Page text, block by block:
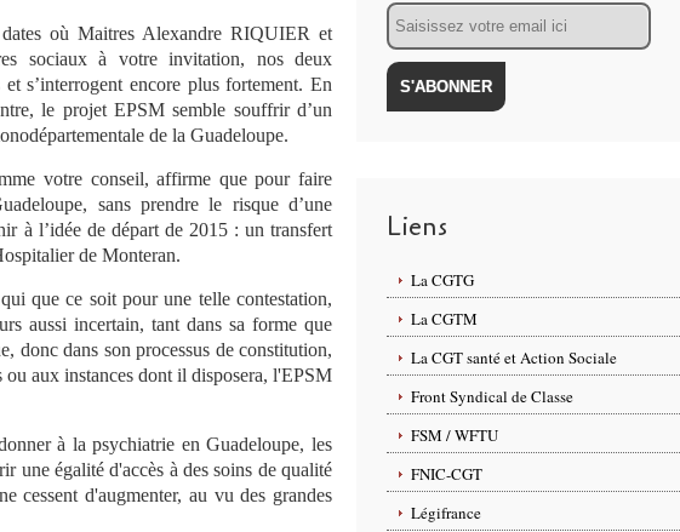
où Maitres Alexandre RIQUIER et
sociaux à votre invitation, nos deux
s’interrogent encore plus fortement. En
le projet EPSM semble souffrir d’un
de la Guadeloupe.
votre conseil, affirme que pour faire
sans prendre le risque d’une
à l’idée de départ de 2015 : un transfert
de Monteran.
que ce soit pour une telle contestation,
aussi incertain, tant dans sa forme que
donc dans son processus de constitution,
aux instances dont il disposera, l'EPSM
à la psychiatrie en Guadeloupe, les
une égalité d'accès à des soins de qualité
cessent d'augmenter, au vu des grandes
Email
Liens
La CGTG
La CGTM
La CGT santé et Action Sociale
Front Syndical de Classe
FSM / WFTU
FNIC-CGT
Légifrance